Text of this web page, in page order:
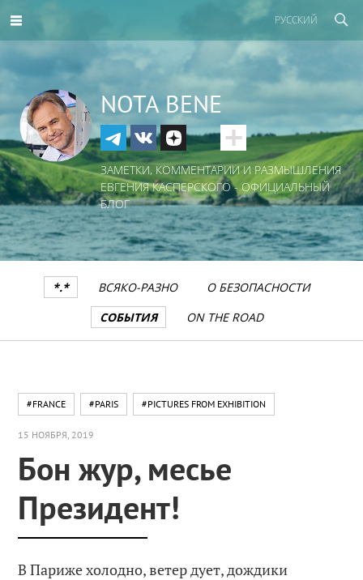
РУССКИЙ
NOTA BENE
ЗАМЕТКИ, КОММЕНТАРИИ И РАЗМЫШЛЕНИЯ
ЕВГЕНИЯ КАСПЕРСКОГО - ОФИЦИАЛЬНЫЙ
БЛОГ
*.* ВСЯКО-РАЗНО
О БЕЗОПАСНОСТИ
СОБЫТИЯ
ON THE ROAD
#FRANCE #PARIS #PICTURES FROM EXHIBITION
15 НОЯБРЯ, 2019
Бон жур, месье
Президент!
В Париже холодно, ветер дует, дождики